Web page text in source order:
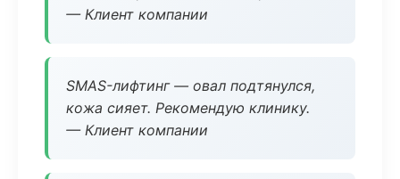
— Клиент компании
SMAS-лифтинг — овал подтянулся,
кожа сияет. Рекомендую клинику.
— Клиент компании